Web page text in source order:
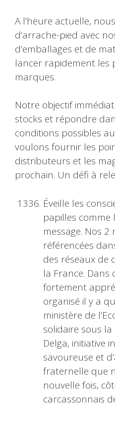
A l’heure actuelle,
d’arrache-pied avec
d’emballages et de
lancer rapidement les
marques.
Notre objectif
stocks et répondre
conditions possibles
voulons fournir les
distributeurs et les
prochain. Un défi à
Éveille les
papilles comme
message. Nos
référencées
des réseaux de
la France. Dans
fortement
organisé il y a
ministère de
solidaire sous
Delga, initiative
savoureuse et
fraternelle que
nouvelle fois,
carcassonnais